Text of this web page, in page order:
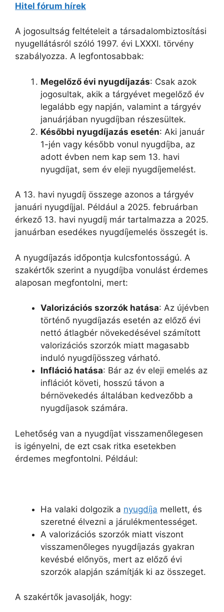
Hitel fórum hírek
A jogosultság feltételeit a társadalombiztosítási
nyugellátásról szóló 1997. évi LXXXI. törvény
szabályozza. A legfontosabbak:
Megelőző évi nyugdíjazás: Csak azok
jogosultak, akik a tárgyévet megelőző év
legalább egy napján, valamint a tárgyév
januárjában nyugdíjban részesültek.
Későbbi nyugdíjazás esetén: Aki január
1-jén vagy később vonul nyugdíjba, az
adott évben nem kap sem 13. havi
nyugdíjat, sem év eleji nyugdíjemelést.
A 13. havi nyugdíj összege azonos a tárgyév
januári nyugdíjjal. Például a 2025. februárban
érkező 13. havi nyugdíj már tartalmazza a 2025.
januárban esedékes nyugdíjemelés összegét is.
A nyugdíjazás időpontja kulcsfontosságú. A
szakértők szerint a nyugdíjba vonulást érdemes
alaposan megfontolni, mert:
Valorizációs szorzók hatása: Az újévben
történő nyugdíjazás esetén az előző évi
nettó átlagbér növekedésével számított
valorizációs szorzók miatt magasabb
induló nyugdíjösszeg várható.
Infláció hatása: Bár az év eleji emelés az
inflációt követi, hosszú távon a
bérnövekedés általában kedvezőbb a
nyugdíjasok számára.
Lehetőség van a nyugdíjat visszamenőlegesen
is igényelni, de ezt csak ritka esetekben
érdemes megfontolni. Például:
Ha valaki dolgozik a nyugdíja mellett, és
szeretné élvezni a járulékmentességet.
A valorizációs szorzók miatt viszont
visszamenőleges nyugdíjazás gyakran
kevésbé előnyös, mert az előző évi
szorzók alapján számítják ki az összeget.
A szakértők javasolják, hogy: